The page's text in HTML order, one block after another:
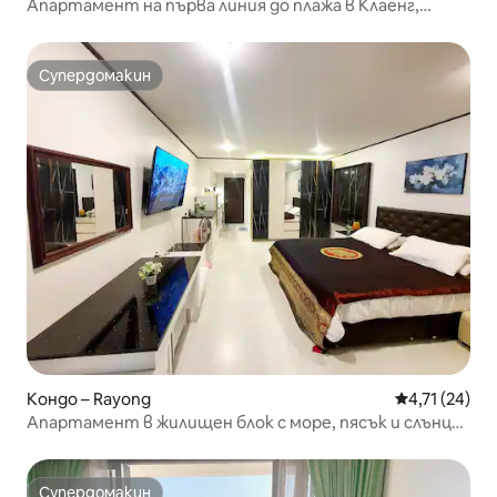
Апартамент на първа линия до плажа в Клаенг,
Супердомакин
Супердомакин
Кондо – Rayong Средна
4,71 (24)
Апартамент в жилищен блок с море, пясък и слънце
Супердомакин